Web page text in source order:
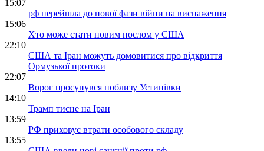
15:07
рф перейшла до нової фази війни на виснаження
15:06
Хто може стати новим послом у США
22:10
США та Іран можуть домовитися про відкриття
Ормузької протоки
22:07
Ворог просунувся поблизу Устинівки
14:10
Трамп тисне на Іран
13:59
РФ приховує втрати особового складу
13:55